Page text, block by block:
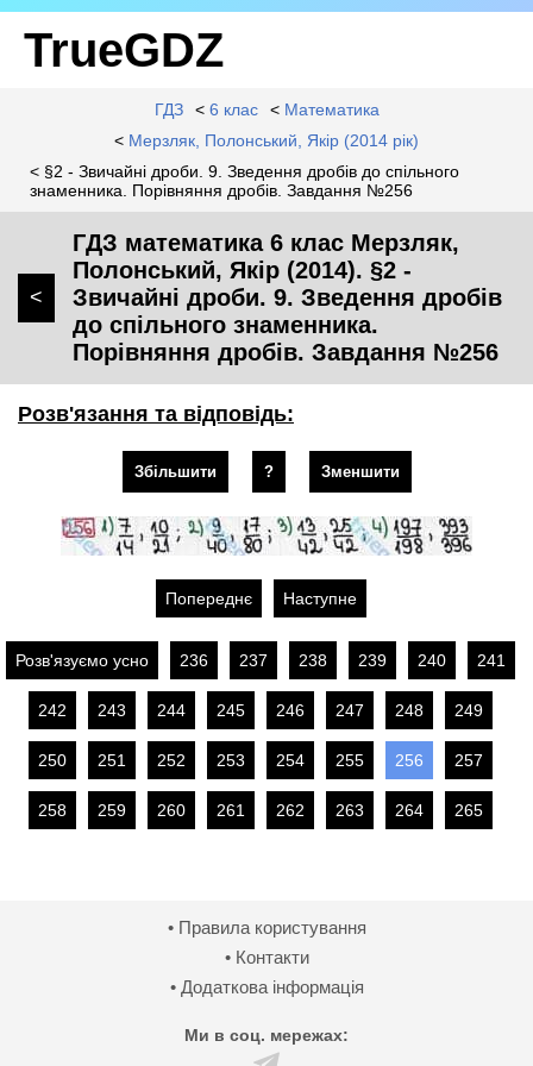
TrueGDZ
ГДЗ < 6 клас < Математика
< Мерзляк, Полонський, Якір (2014 рік)
< §2 - Звичайні дроби. 9. Зведення дробів до спільного
знаменника. Порівняння дробів. Завдання №256
<
ГДЗ математика 6 клас Мерзляк,
Полонський, Якір (2014). §2 -
Звичайні дроби. 9. Зведення дробів
до спільного знаменника.
Порівняння дробів. Завдання №256
Розв'язання та відповідь:
Збільшити ? Зменшити
Попереднє Наступне
Розв'язуємо усно 236 237 238 239 240 241
242 243 244 245 246 247 248 249
250 251 252 253 254 255 256 257
258 259 260 261 262 263 264 265
• Правила користування
• Контакти
• Додаткова інформація
Ми в соц. мережах: